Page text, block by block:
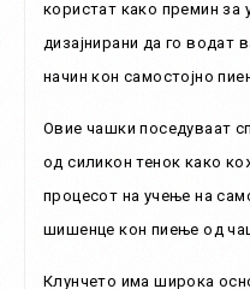
користат како премин за
дизајнирани да го водат
начин кон самостојно
Овие чашки поседуваат
од силикон тенок како
процесот на учење на
шишенце кон пиење од
Клунчето има широка